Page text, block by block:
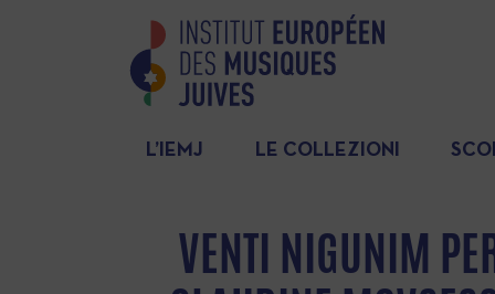
L’IEMJ LE COLLEZIONI
VENTI NIGUNIM